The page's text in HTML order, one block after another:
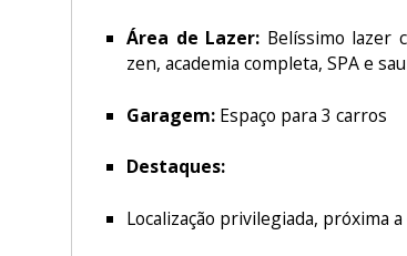
Área de Lazer: Belíssimo lazer
zen, academia completa, SPA e
Garagem: Espaço para 3 carros
Destaques:
Localização privilegiada, próxima